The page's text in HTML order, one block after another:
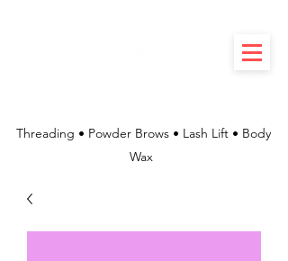
Threading • Powder Brows • Lash Lift • Body
Wax